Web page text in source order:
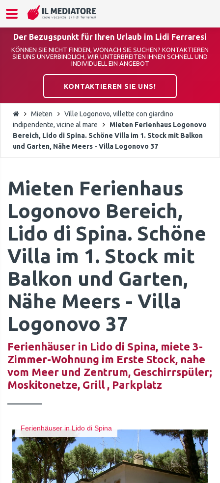
Der Bezugspunkt für Ihren Urlaub im Lidi Ferraresi
KÖNNEN SIE NICHT FINDEN, WONACH SIE SUCHEN? KONTAKTIEREN
SIE UNS UNVERBINDLICH, WIR UNTERBREITEN IHNEN SCHNELL UND
INDIVIDUELL EIN ANGEBOT
KONTAKTIEREN SIE UNS!
Mieten
Ville Logonovo, villette con giardino
indipendente, vicine al mare
Mieten Ferienhaus Logonovo
Bereich, Lido di Spina. Schöne Villa im 1. Stock mit Balkon
und Garten, Nähe Meers - Villa Logonovo 37
Mieten Ferienhaus
Logonovo Bereich,
Lido di Spina. Schöne
Villa im 1. Stock mit
Balkon und Garten,
Nähe Meers - Villa
Logonovo 37
Ferienhäuser in Lido di Spina, miete 3-
Zimmer-Wohnung im Erste Stock, nahe
vom Meer und Zentrum, Geschirrspüler;
Moskitonetze, Grill , Parkplatz
Ferienhäuser in Lido di Spina